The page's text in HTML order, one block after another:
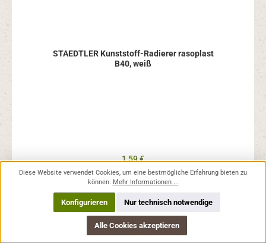
STAEDTLER Kunststoff-Radierer rasoplast
B40, weiß
Regulärer Preis:
1,59 €
Preise inkl. MwSt. zzgl. Versandkosten
In den Warenkorb
Diese Website verwendet Cookies, um eine bestmögliche Erfahrung bieten zu
können. Mehr Informationen ...
Nur technisch notwendige
Konfigurieren
Alle Cookies akzeptieren